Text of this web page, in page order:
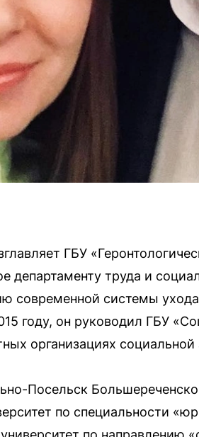
ГБУ
департаменту труда и
современной системы
году, он руководил ГБУ
организациях
Посельск
по специальности